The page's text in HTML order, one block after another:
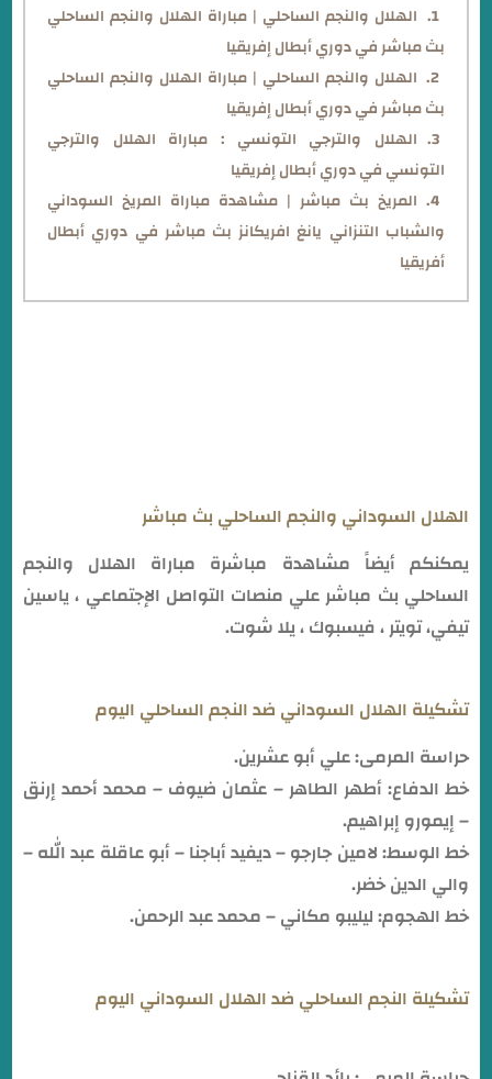
الهلال والنجم الساحلي | مباراة الهلال والنجم الساحلي
بث مباشر في دوري أبطال إفريقيا
الهلال والنجم الساحلي | مباراة الهلال والنجم الساحلي
بث مباشر في دوري أبطال إفريقيا
الهلال والترجي التونسي : مباراة الهلال والترجي
التونسي في دوري أبطال إفريقيا
المريخ بث مباشر | مشاهدة مباراة المريخ السوداني
والشباب التنزاني يانغ افريكانز بث مباشر في دوري أبطال
أفريقيا
الهلال السوداني والنجم الساحلي بث مباشر
يمكنكم أيضاً مشاهدة مباشرة مباراة الهلال والنجم
الساحلي بث مباشر علي منصات التواصل الإجتماعي ، ياسين
تيفي، تويتر ، فيسبوك ، يلا شوت.
تشكيلة الهلال السوداني ضد النجم الساحلي اليوم
حراسة المرمى: علي أبو عشرين.
خط الدفاع: أطهر الطاهر – عثمان ضيوف – محمد أحمد إرنق
– إيمورو إبراهيم.
خط الوسط: لامين جارجو – ديفيد أباجنا – أبو عاقلة عبد الله –
والي الدين خضر.
خط الهجوم: ليليبو مكاني – محمد عبد الرحمن.
تشكيلة النجم الساحلي ضد الهلال السوداني اليوم